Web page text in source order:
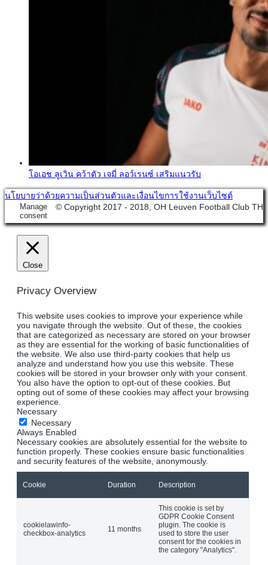
โอเอช ลูเวิน คว้าตัว เจมี่ ลอว์เรนซ์ เสริมแนวรับ
นโยบายว่าด้วยความเป็นส่วนตัวและเงื่อนไขการใช้งานเว็บไซต์
© Copyright 2017 - 2018, OH Leuven Football Club TH
Manage
consent
Close
Privacy Overview
This website uses cookies to improve your experience while
you navigate through the website. Out of these, the cookies
that are categorized as necessary are stored on your browser
as they are essential for the working of basic functionalities of
the website. We also use third-party cookies that help us
analyze and understand how you use this website. These
cookies will be stored in your browser only with your consent.
You also have the option to opt-out of these cookies. But
opting out of some of these cookies may affect your browsing
experience.
Necessary
Necessary
Always Enabled
Necessary cookies are absolutely essential for the website to
function properly. These cookies ensure basic functionalities
and security features of the website, anonymously.
Cookie Duration Description
cookielawinfo-
checkbox-analytics
11 months
This cookie is set by
GDPR Cookie Consent
plugin. The cookie is
used to store the user
consent for the cookies in
the category "Analytics".